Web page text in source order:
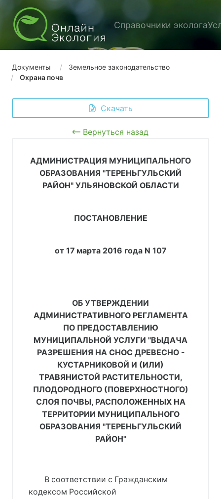
Справочники эколога
Документы
Земельное законодательство
Охрана почв
Скачать
Вернуться назад
АДМИНИСТРАЦИЯ МУНИЦИПАЛЬНОГО
ОБРАЗОВАНИЯ "ТЕРЕНЬГУЛЬСКИЙ
РАЙОН" УЛЬЯНОВСКОЙ ОБЛАСТИ
ПОСТАНОВЛЕНИЕ
от 17 марта 2016 года N 107
ОБ УТВЕРЖДЕНИИ
АДМИНИСТРАТИВНОГО РЕГЛАМЕНТА
ПО ПРЕДОСТАВЛЕНИЮ
МУНИЦИПАЛЬНОЙ УСЛУГИ "ВЫДАЧА
РАЗРЕШЕНИЯ НА СНОС ДРЕВЕСНО -
КУСТАРНИКОВОЙ И (ИЛИ)
ТРАВЯНИСТОЙ РАСТИТЕЛЬНОСТИ,
ПЛОДОРОДНОГО (ПОВЕРХНОСТНОГО)
СЛОЯ ПОЧВЫ, РАСПОЛОЖЕННЫХ НА
ТЕРРИТОРИИ МУНИЦИПАЛЬНОГО
ОБРАЗОВАНИЯ "ТЕРЕНЬГУЛЬСКИЙ
РАЙОН"
В соответствии с Гражданским
кодексом Российской